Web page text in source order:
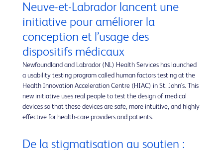
Neuve-et-Labrador lancent une
initiative pour améliorer la
conception et l’usage des
dispositifs médicaux
Newfoundland and Labrador (NL) Health Services has launched
a usability testing program called human factors testing at the
Health Innovation Acceleration Centre (HIAC) in St. John's. This
new initiative uses real people to test the design of medical
devices so that these devices are safe, more intuitive, and highly
effective for health-care providers and patients.
De la stigmatisation au soutien :